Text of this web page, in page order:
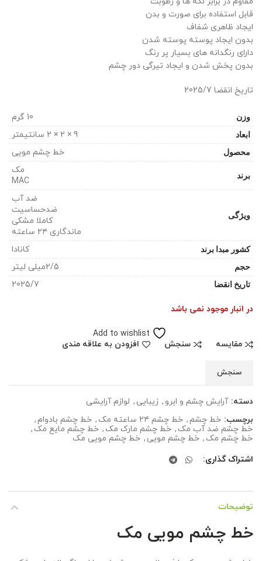
قابل استفاده برای صورت و بدن
ایجاد ظاهری شفاف
بدون ایجاد پوسته پوسته شدن
دارای رنگدانه های بسیار پر رنگ
بدون پخش شدن و ایجاد تیرگی دور چشم
تاریخ انقضا 2025/7
وزن 10 گرم
ابعاد 9 × 2 × 2 سانتیمتر
محصول خط چشم مویی
برند
مک
MAC
ویژگی
ضد آب
ضدحساسیت
کاملا مشکی
ماندگاری ۲۴ ساعته
کشور مبدا برند کانادا
حجم 2/5میلی لیتر
تاریخ انقضا 2025/7
در انبار موجود نمی باشد
Add to wishlist
مقایسه
سنجش افزودن به علاقه مندی
سنجش
دسته: آرایش چشم و ابرو , زیبایی , لوازم آرایشی
برچسب: خط چشم, خط چشم ۲۴ ساعته مک , خط چشم بادوام,
خط چشم ضد آب مک , خط چشم مارک مک , خط چشم مایع مک ,
خط چشم مک , خط چشم مویی , خط چشم مویی مک
اشتراک گذاری
توضیحات
خط چشم مویی مک